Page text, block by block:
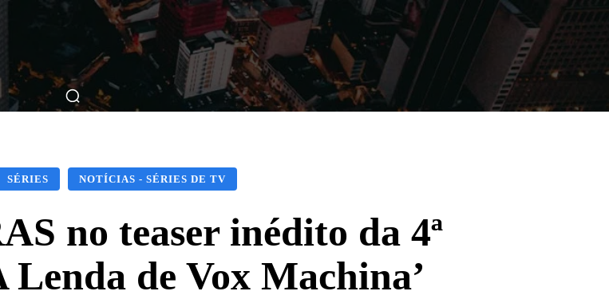
Matérias Nos Cinemas Filmes Séries Música Gênero
SÉRIES NOTÍCIAS - SÉRIES DE TV
no teaser inédito da 4ª
Lenda de Vox Machina’